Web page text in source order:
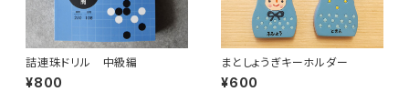
詰連珠ドリル 中級編
¥800
まとしょうぎキーホルダー
¥600